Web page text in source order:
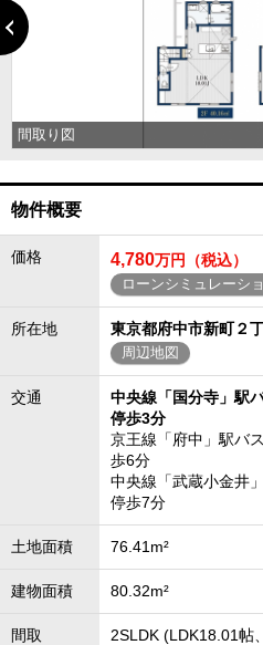
間取り図
物件概要
価格 4,780万円（税込）
ローンシミュレーシ
所在地 東京都府中市新町２
周辺地図
交通
中央線「国分寺」駅
停歩3分
京王線「府中」駅バ
歩6分
中央線「武蔵小金井
停歩7分
土地面積 76.41m²
建物面積 80.32m²
間取
2SLDK (LDK18.01帖